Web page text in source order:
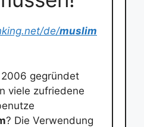
de/muslim
gegründet
viele zufriedene
? Die Verwendung